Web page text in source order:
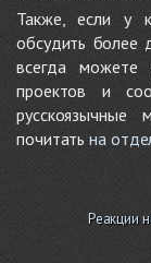
Также, если у
обсудить более
всегда можете
проектов и
почитатьна
Реакции